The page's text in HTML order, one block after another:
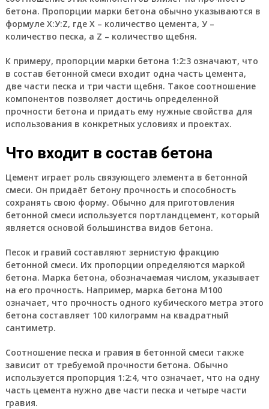
бетона. Пропорции марки бетона обычно указываются в
формуле Х:У:Z, где Х – количество цемента, У –
количество песка, а Z – количество щебня.
К примеру, пропорции марки бетона 1:2:3 означают, что
в состав бетонной смеси входит одна часть цемента,
две части песка и три части щебня. Такое соотношение
компонентов позволяет достичь определенной
прочности бетона и придать ему нужные свойства для
использования в конкретных условиях и проектах.
Что входит в состав бетона
Цемент играет роль связующего элемента в бетонной
смеси. Он придаёт бетону прочность и способность
сохранять свою форму. Обычно для приготовления
бетонной смеси используется портландцемент, который
является основой большинства видов бетона.
Песок и гравий составляют зернистую фракцию
бетонной смеси. Их пропорции определяются маркой
бетона. Марка бетона, обозначаемая числом, указывает
на его прочность. Например, марка бетона М100
означает, что прочность одного кубического метра этого
бетона составляет 100 килограмм на квадратный
сантиметр.
Соотношение песка и гравия в бетонной смеси также
зависит от требуемой прочности бетона. Обычно
используется пропорция 1:2:4, что означает, что на одну
часть цемента нужно две части песка и четыре части
гравия.